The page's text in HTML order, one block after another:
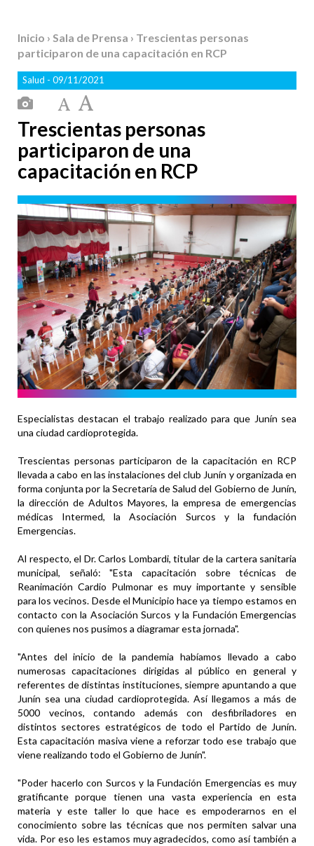
Inicio › Sala de Prensa › Trescientas personas
participaron de una capacitación en RCP
Salud - 09/11/2021
Trescientas personas
participaron de una
capacitación en RCP
Especialistas destacan el trabajo realizado para que Junín sea
una ciudad cardioprotegida.
Trescientas personas participaron de la capacitación en RCP
llevada a cabo en las instalaciones del club Junín y organizada en
forma conjunta por la Secretaría de Salud del Gobierno de Junín,
la dirección de Adultos Mayores, la empresa de emergencias
médicas Intermed, la Asociación Surcos y la fundación
Emergencias.
Al respecto, el Dr. Carlos Lombardi, titular de la cartera sanitaria
municipal, señaló: "Esta capacitación sobre técnicas de
Reanimación Cardio Pulmonar es muy importante y sensible
para los vecinos. Desde el Municipio hace ya tiempo estamos en
contacto con la Asociación Surcos y la Fundación Emergencias
con quienes nos pusimos a diagramar esta jornada".
"Antes del inicio de la pandemia habíamos llevado a cabo
numerosas capacitaciones dirigidas al público en general y
referentes de distintas instituciones, siempre apuntando a que
Junín sea una ciudad cardioprotegida. Así llegamos a más de
5000 vecinos, contando además con desfibriladores en
distintos sectores estratégicos de todo el Partido de Junín.
Esta capacitación masiva viene a reforzar todo ese trabajo que
viene realizando todo el Gobierno de Junín".
"Poder hacerlo con Surcos y la Fundación Emergencias es muy
gratificante porque tienen una vasta experiencia en esta
materia y este taller lo que hace es empoderarnos en el
conocimiento sobre las técnicas que nos permiten salvar una
vida. Por eso les estamos muy agradecidos, como así también a